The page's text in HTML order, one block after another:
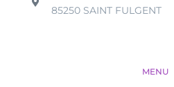
85250 SAINT FULGENT
MENU